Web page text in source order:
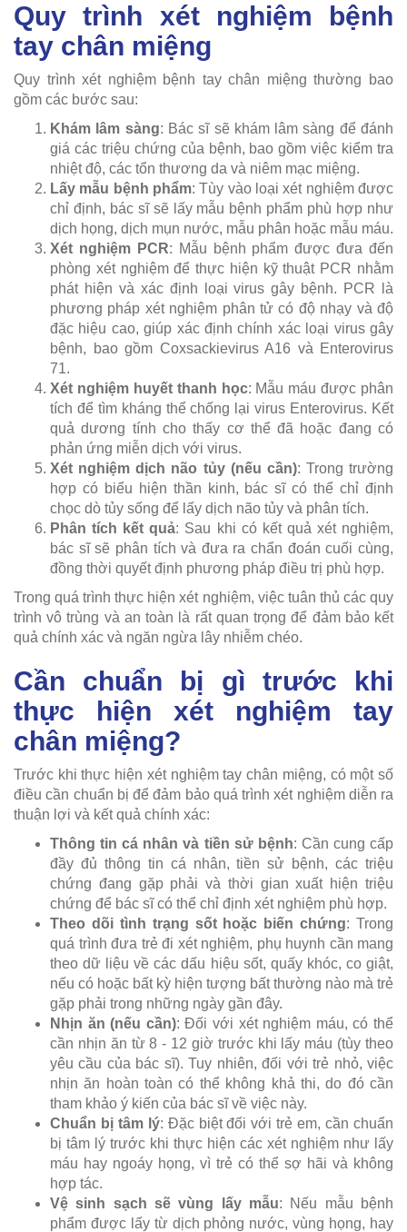
Quy trình xét nghiệm bệnh
tay chân miệng
Quy trình xét nghiệm bệnh tay chân miệng thường bao
gồm các bước sau:
Khám lâm sàng: Bác sĩ sẽ khám lâm sàng để đánh
giá các triệu chứng của bệnh, bao gồm việc kiểm tra
nhiệt độ, các tổn thương da và niêm mạc miệng.
Lấy mẫu bệnh phẩm: Tùy vào loại xét nghiệm được
chỉ định, bác sĩ sẽ lấy mẫu bệnh phẩm phù hợp như
dịch họng, dịch mụn nước, mẫu phân hoặc mẫu máu.
Xét nghiệm PCR: Mẫu bệnh phẩm được đưa đến
phòng xét nghiệm để thực hiện kỹ thuật PCR nhằm
phát hiện và xác định loại virus gây bệnh. PCR là
phương pháp xét nghiệm phân tử có độ nhạy và độ
đặc hiệu cao, giúp xác định chính xác loại virus gây
bệnh, bao gồm Coxsackievirus A16 và Enterovirus
71.
Xét nghiệm huyết thanh học: Mẫu máu được phân
tích để tìm kháng thể chống lại virus Enterovirus. Kết
quả dương tính cho thấy cơ thể đã hoặc đang có
phản ứng miễn dịch với virus.
Xét nghiệm dịch não tủy (nếu cần): Trong trường
hợp có biểu hiện thần kinh, bác sĩ có thể chỉ định
chọc dò tủy sống để lấy dịch não tủy và phân tích.
Phân tích kết quả: Sau khi có kết quả xét nghiệm,
bác sĩ sẽ phân tích và đưa ra chẩn đoán cuối cùng,
đồng thời quyết định phương pháp điều trị phù hợp.
Trong quá trình thực hiện xét nghiệm, việc tuân thủ các quy
trình vô trùng và an toàn là rất quan trọng để đảm bảo kết
quả chính xác và ngăn ngừa lây nhiễm chéo.
Cần chuẩn bị gì trước khi
thực hiện xét nghiệm tay
chân miệng?
Trước khi thực hiện xét nghiệm tay chân miệng, có một số
điều cần chuẩn bị để đảm bảo quá trình xét nghiệm diễn ra
thuận lợi và kết quả chính xác:
Thông tin cá nhân và tiền sử bệnh: Cần cung cấp
đầy đủ thông tin cá nhân, tiền sử bệnh, các triệu
chứng đang gặp phải và thời gian xuất hiện triệu
chứng để bác sĩ có thể chỉ định xét nghiệm phù hợp.
Theo dõi tình trạng sốt hoặc biến chứng: Trong
quá trình đưa trẻ đi xét nghiệm, phụ huynh cần mang
theo dữ liệu về các dấu hiệu sốt, quấy khóc, co giật,
nếu có hoặc bất kỳ hiện tượng bất thường nào mà trẻ
gặp phải trong những ngày gần đây.
Nhịn ăn (nếu cần): Đối với xét nghiệm máu, có thể
cần nhịn ăn từ 8 - 12 giờ trước khi lấy máu (tùy theo
yêu cầu của bác sĩ). Tuy nhiên, đối với trẻ nhỏ, việc
nhịn ăn hoàn toàn có thể không khả thi, do đó cần
tham khảo ý kiến của bác sĩ về việc này.
Chuẩn bị tâm lý: Đặc biệt đối với trẻ em, cần chuẩn
bị tâm lý trước khi thực hiện các xét nghiệm như lấy
máu hay ngoáy họng, vì trẻ có thể sợ hãi và không
hợp tác.
Vệ sinh sạch sẽ vùng lấy mẫu: Nếu mẫu bệnh
phẩm được lấy từ dịch phỏng nước, vùng họng, hay